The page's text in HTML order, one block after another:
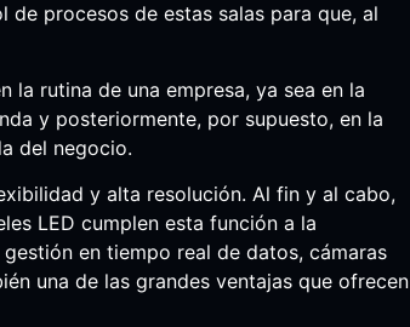
procesos de estas salas para que, al
la rutina de una empresa, ya sea en la
y posteriormente, por supuesto, en la
del negocio.
y alta resolución. Al fin y al cabo,
LED cumplen esta función a la
en tiempo real de datos, cámaras
una de las grandes ventajas que ofrecen